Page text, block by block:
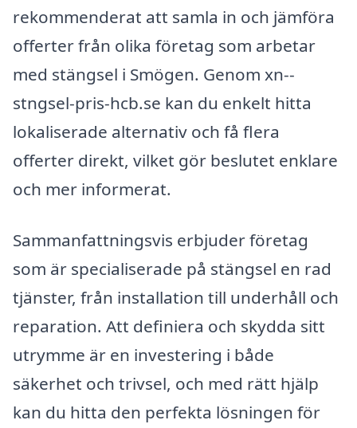
rekommenderat att samla in och jämföra
offerter från olika företag som arbetar
med stängsel i Smögen. Genom xn--
stngsel-pris-hcb.se kan du enkelt hitta
lokaliserade alternativ och få flera
offerter direkt, vilket gör beslutet enklare
och mer informerat.
Sammanfattningsvis erbjuder företag
som är specialiserade på stängsel en rad
tjänster, från installation till underhåll och
reparation. Att definiera och skydda sitt
utrymme är en investering i både
säkerhet och trivsel, och med rätt hjälp
kan du hitta den perfekta lösningen för